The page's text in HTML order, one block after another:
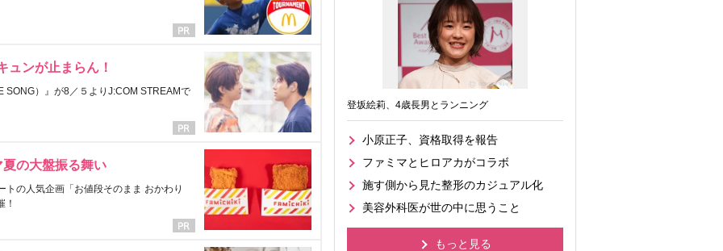
ュンが止まらん！
SONG）』が8／５よりJ:COM STREAMで
の大盤振る舞い
の人気企画「お値段そのまま おかわり
！
登坂絵莉、4歳長男とランニング
小原正子、資格取得を報告
ファミマとヒロアカがコラボ
施す側から見た整形のカジュアル化
美容外科医が世の中に思うこと
もっと見る